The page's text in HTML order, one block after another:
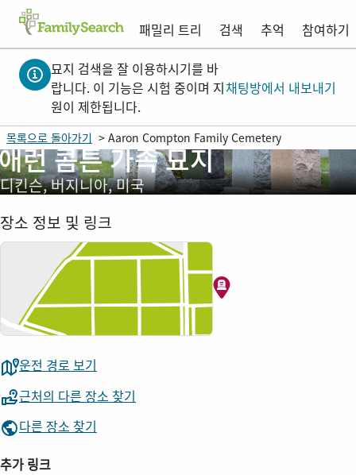
패밀리 트리 검색 추억 참여하기
묘지 검색을 잘 이용하시기를 바
랍니다. 이 기능은 시험 중이며 지
원이 제한됩니다.
채팅방에서 내보내기
목록으로 돌아가기 > Aaron Compton Family Cemetery
런 콤튼 가족 묘지
디킨슨, 버지니아, 미국
장소 정보 및 링크
운전 경로 보기
근처의 다른 장소 찾기
다른 장소 찾기
추가 링크